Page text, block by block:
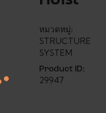
หมวดหมู่:
STRUCTURE
SYSTEM
Product ID:
29947